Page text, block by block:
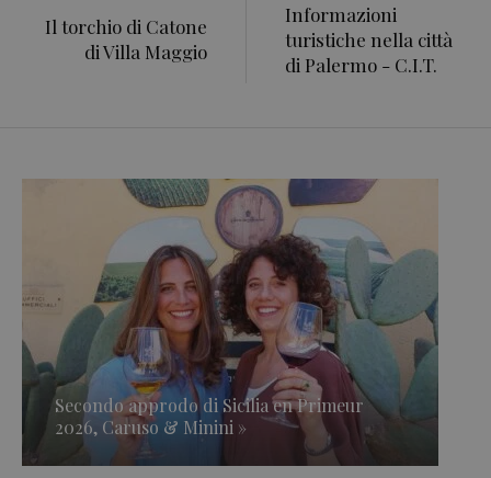
Il torchio di Catone
di Villa Maggio
Informazioni
turistiche nella città
di Palermo - C.I.T.
Secondo approdo di Sicilia en Primeur
2026, Caruso & Minini »